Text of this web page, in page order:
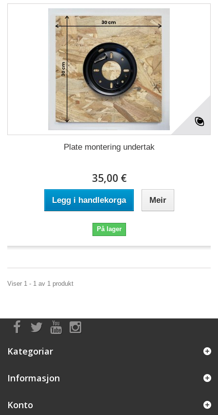
Plate montering undertak
35,00 €
Legg i handlekorga Meir
På lager
Viser 1 - 1 av 1 produkt
Kategoriar
Informasjon
Konto